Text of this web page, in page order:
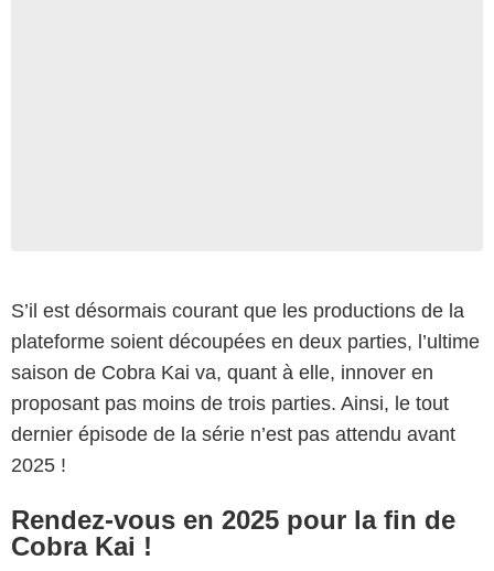
S’il est désormais courant que les productions de la
plateforme soient découpées en deux parties, l’ultime
saison de Cobra Kai va, quant à elle, innover en
proposant pas moins de trois parties. Ainsi, le tout
dernier épisode de la série n’est pas attendu avant
2025 !
Rendez-vous en 2025 pour la fin de
Cobra Kai !